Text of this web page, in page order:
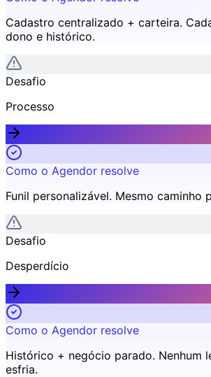
Cadastro centralizado + carteira.
dono e histórico.
Desafio
Processo
Como o Agendor resolve
Funil personalizável. Mesmo caminho
Desafio
Desperdício
Como o Agendor resolve
Histórico + negócio parado. Nenhum
esfria.